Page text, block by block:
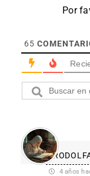
Por
65
4 años